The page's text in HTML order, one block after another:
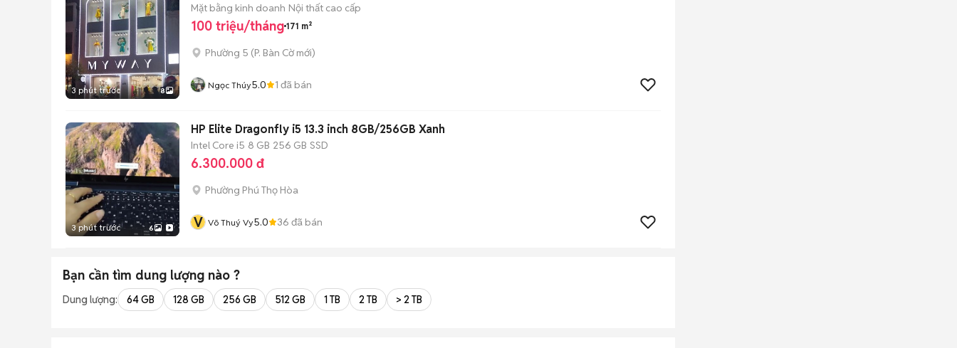
3 phút trước 8
Mặt bằng kinh doanh Nội thất cao cấp
100 triệu/tháng 171 m²
Phường 5 (P. Bàn Cờmới)
Ngọc Thúy5.0 1 đã bán
3 phút trước 6
HP Elite Dragonfly i5 13.3 inch 8GB/256GB Xanh
Intel Core i5 8 GB 256 GB SSD
6.300.000 đ
Phường Phú Thọ Hòa
V Võ Thuý Vy5.0 36 đã bán
Bạn cần tìm dung lượng nào ?
Dung lượng: 64 GB 128 GB 256 GB 512 GB 1 TB 2 TB > 2 TB